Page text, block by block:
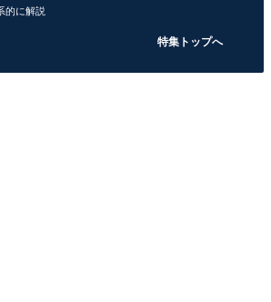
的に解説
特集トップへ